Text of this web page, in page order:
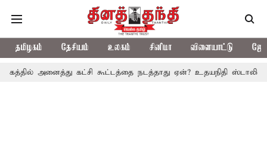
தமிழகம் தேசியம் உலகம் சினிமா விளையாட்டு
கட்சி கூட்டத்தை நடத்தாது ஏன்? உதயநிதி ஸ்டாலின் கேள்வி